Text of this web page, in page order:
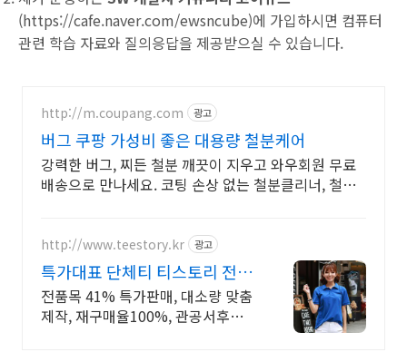
(https://cafe.naver.com/ewsncube)에 가입하시면 컴퓨터
관련 학습 자료와 질의응답을 제공받으실 수 있습니다.
http://m.coupang.com 광고
버그 쿠팡 가성비 좋은 대용량 철분케어
강력한 버그, 찌든 철분 깨끗이 지우고 와우회원 무료
배송으로 만나세요. 코팅 손상 없는 철분클리너, 철분
http://www.teestory.kr 광고
특가대표 단체티 티스토리 전품
목 41% 특가세일
전품목 41% 특가판매, 대소량 맞춤
제작, 재구매율100%, 관공서후결